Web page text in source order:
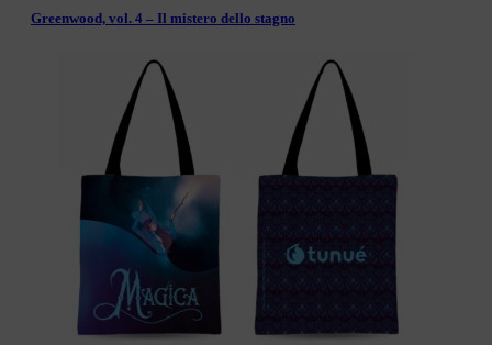
Greenwood, vol. 4 – Il mistero dello stagno